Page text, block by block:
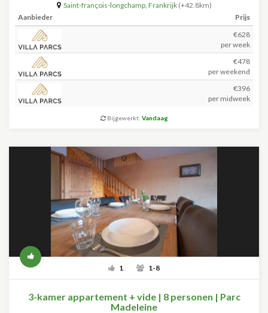
Saint-françois-longchamp, Frankrijk (+42.8km)
Aanbieder
Prijs
€628
per week
€478
per weekend
€396
per midweek
Bijgewerkt: Vandaag
1 1-8
3-kamer appartement + vide | 8 personen | Parc
Madeleine